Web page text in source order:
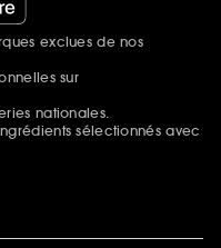
exclues de nos
sur
nationales.
sélectionnés avec